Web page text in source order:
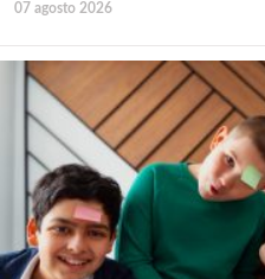
07 agosto 2026